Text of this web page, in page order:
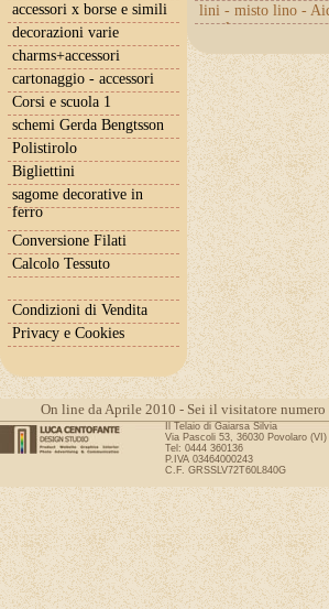
lini - misto lino -
con lurex
accessori x borse e simili
decorazioni varie
charms+accessori
cartonaggio - accessori
Corsi e scuola 1
schemi Gerda Bengtsson
Polistirolo
Bigliettini
sagome decorative in
ferro
Conversione Filati
Calcolo Tessuto
Condizioni di Vendita
Privacy e Cookies
On line da Aprile 2010 - Sei il visitatore
Il Telaio di Gaiarsa Silvia
Via Pascoli 53, 36030 Povolaro (VI)
Tel: 0444 360136
P.IVA 03464000243
C.F. GRSSLV72T60L840G